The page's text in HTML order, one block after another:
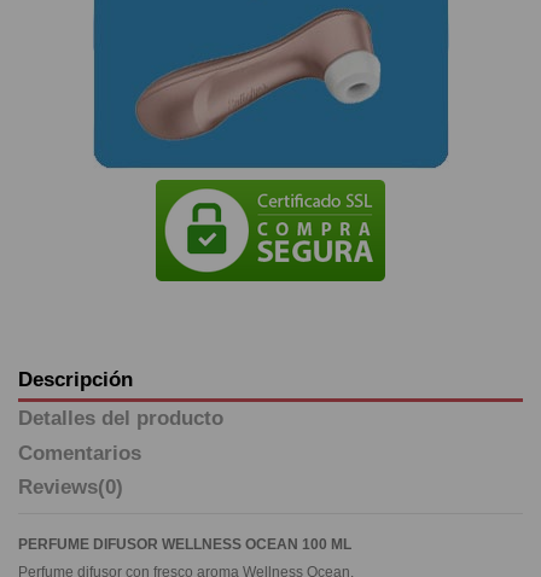
Descripción
Detalles del producto
Comentarios
Reviews(0)
PERFUME DIFUSOR WELLNESS OCEAN 100 ML
Perfume difusor con fresco aroma Wellness Ocean.